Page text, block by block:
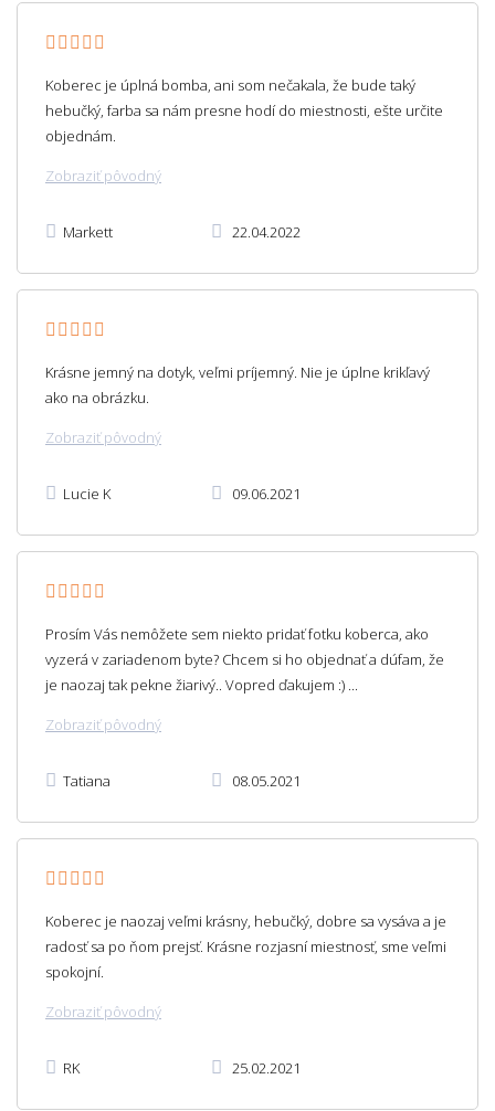
Koberec je úplná bomba, ani som nečakala, že bude taký
hebučký, farba sa nám presne hodí do miestnosti, ešte určite
objednám.
Zobraziť pôvodný
Markett 22.04.2022
Krásne jemný na dotyk, veľmi príjemný. Nie je úplne krikľavý
ako na obrázku.
Zobraziť pôvodný
Lucie K 09.06.2021
Prosím Vás nemôžete sem niekto pridať fotku koberca, ako
vyzerá v zariadenom byte? Chcem si ho objednať a dúfam, že
je naozaj tak pekne žiarivý.. Vopred ďakujem :) ...
Zobraziť pôvodný
Tatiana 08.05.2021
Koberec je naozaj veľmi krásny, hebučký, dobre sa vysáva a je
radosť sa po ňom prejsť. Krásne rozjasní miestnosť, sme veľmi
spokojní.
Zobraziť pôvodný
RK 25.02.2021